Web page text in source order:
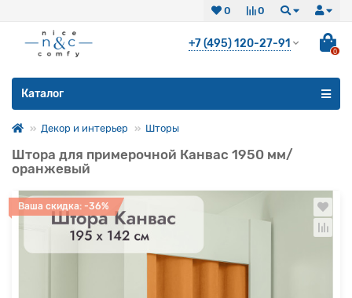
0
0
+7 (495) 120-27-91
0
Каталог
Декор и интерьер Шторы
Штора для примерочной Канвас 1950 мм/
оранжевый
Ваша скидка: -36%